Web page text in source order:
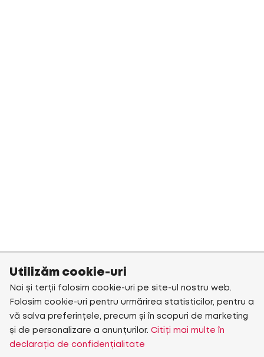
Utilizăm cookie-uri
Noi și terții folosim cookie-uri pe site-ul nostru web.
Folosim cookie-uri pentru urmărirea statisticilor, pentru a
vă salva preferințele, precum și în scopuri de marketing
și de personalizare a anunțurilor. Citiți mai multe în
declarația de confidențialitate